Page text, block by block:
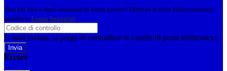
Non hai una e-mail associata al nome utente? Effettua il reset della password
tramite la Login Spaggiari
E-mail inviata, si prega di controllare la casella di posta elettronica!
Errore